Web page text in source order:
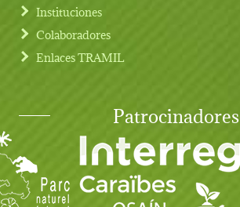
Instituciones
Colaboradores
Enlaces TRAMIL
Patrocinadores